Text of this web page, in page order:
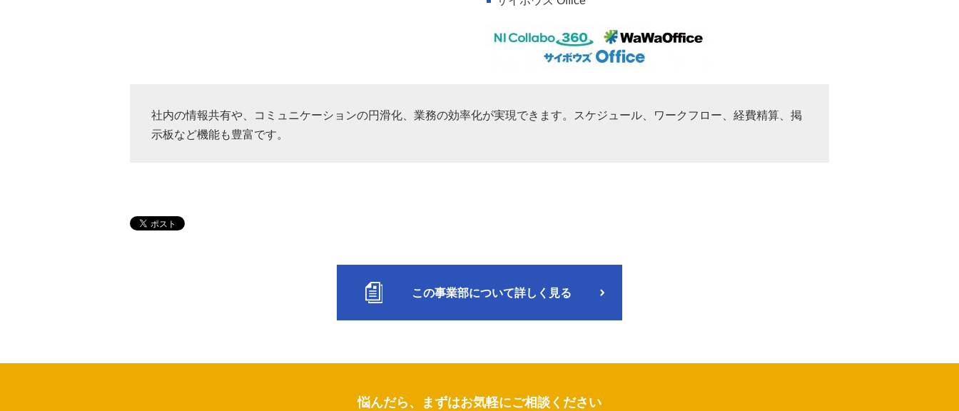
社内の情報共有や、コミュニケーションの円滑化、業務の効率化が実現できます。スケジュール、ワークフロー、経費精算、掲
示板など機能も豊富です。
この事業部について詳しく見る
悩んだら、まずはお気軽にご相談ください